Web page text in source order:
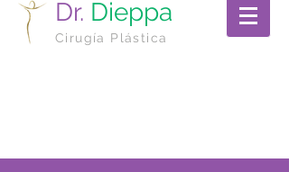
Dr. Dieppa
Cirugía Plástica